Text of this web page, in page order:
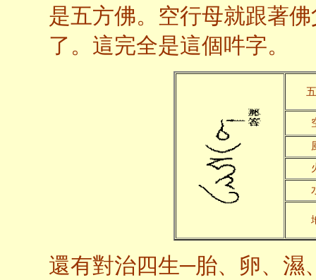
是五方佛。空行母就跟著
了。這完全是這個吽字。
還有對治四生─胎、卵、濕